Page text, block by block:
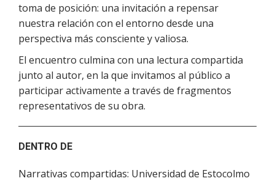
toma de posición: una invitación a repensar
nuestra relación con el entorno desde una
perspectiva más consciente y valiosa.
El encuentro culmina con una lectura compartida
junto al autor, en la que invitamos al público a
participar activamente a través de fragmentos
representativos de su obra.
DENTRO DE
Narrativas compartidas: Universidad de Estocolmo